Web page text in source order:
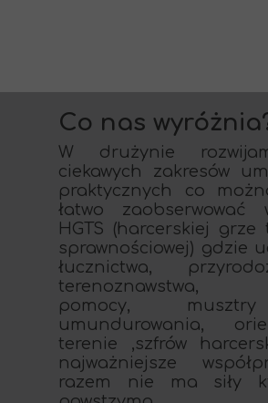
Co nas
W drużynie
ciekawych zakresów
praktycznych co
łatwo zaobserwować
HGTS (harcerskiej grze
sprawnościowej) gdzie
łucznictwa,
terenoznawstwa,
pomocy,
umundurowania,
terenie ,szfrów
najważniejsze
razem nie ma siły